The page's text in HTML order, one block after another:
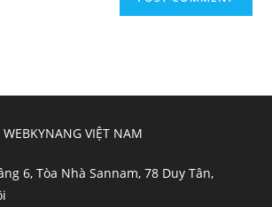
VIỆT NAM
6, Tòa Nhà Sannam, 78 Duy Tân,